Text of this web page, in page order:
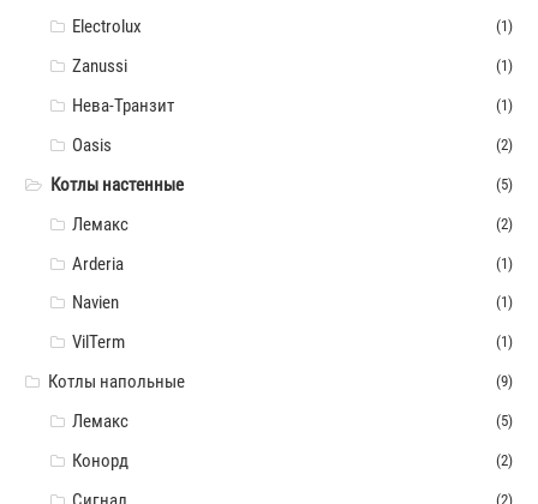
Electrolux (1)
Zanussi (1)
Нева-Транзит (1)
Oasis (2)
Котлы настенные (5)
Лемакс (2)
Arderia (1)
Navien (1)
VilTerm (1)
Котлы напольные (9)
Лемакс (5)
Конорд (2)
(2)